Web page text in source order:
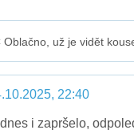
už je vidět
22:40
i zapršelo,